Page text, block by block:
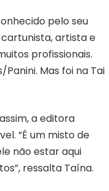
pelo seu
artista e
profissionais.
Mas foi na Tai
a editora
“É um misto de
não estar aqui
ressalta Taína.